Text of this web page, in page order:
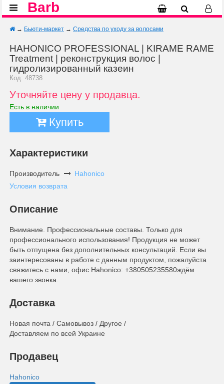
Barb
→ Бьюти-маркет → Средства по уходу за волосами
HAHONICO PROFESSIONAL | KIRAME RAME
Treatment | реконструкция волос |
гидролизированный казеин
Код: 48738
Уточняйте цену у продавца.
Есть в наличии
Купить
Характеристики
Производитель
Hahonico
Условия возврата
Описание
Внимание. Профессиональные составы. Только для
профессионального использования! Продукция не может
быть отпущена без дополнительных консультаций. Если вы
заинтересованы в работе с данным продуктом, пожалуйста
свяжитесь с нами, офис Hahonico: +380505235580ждём
вашего звонка.
Доставка
Новая почта / Самовывоз / Другое /
Доставляем по всей Украине
Продавец
Hahonico